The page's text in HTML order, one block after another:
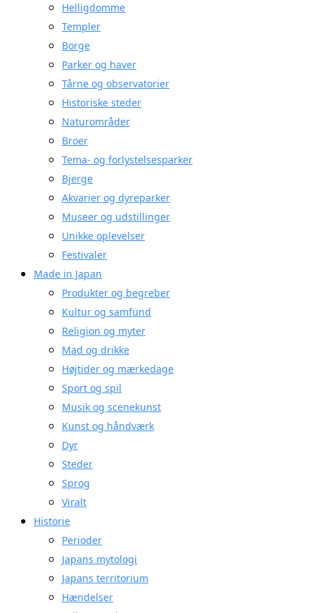
Helligdomme
Templer
Borge
Parker og haver
Tårne og observatorier
Historiske steder
Naturområder
Broer
Tema- og forlystelsesparker
Bjerge
Akvarier og dyreparker
Museer og udstillinger
Unikke oplevelser
Festivaler
Made in Japan
Produkter og begreber
Kultur og samfund
Religion og myter
Mad og drikke
Højtider og mærkedage
Sport og spil
Musik og scenekunst
Kunst og håndværk
Dyr
Steder
Sprog
Viralt
Historie
Perioder
Japans mytologi
Japans territorium
Hændelser